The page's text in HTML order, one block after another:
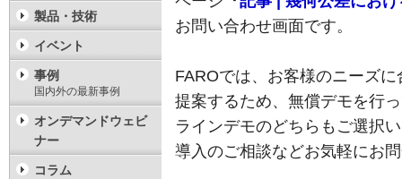
お問い合わせ画面です。
FAROでは、お客様のニーズ
提案するため、無償デモを行
ラインデモのどちらもご選択
導入のご相談などお気軽にお
製品・技術
イベント
事例
国内外の最新事例
オンデマンドウェビ
ナー
コラム